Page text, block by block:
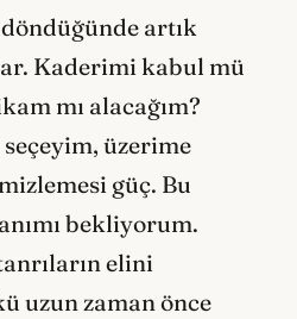
artık
Kaderimi kabul mü
mı alacağım?
üzerime
güç. Bu
bekliyorum.
elini
uzun zaman önce